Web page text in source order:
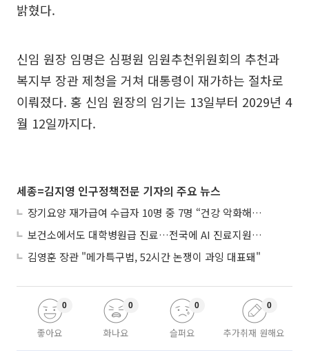
밝혔다.
신임 원장 임명은 심평원 임원추천위원회의 추천과
복지부 장관 제청을 거쳐 대통령이 재가하는 절차로
이뤄졌다. 홍 신임 원장의 임기는 13일부터 2029년 4
월 12일까지다.
세종=김지영 인구정책전문 기자의 주요 뉴스
장기요양 재가급여 수급자 10명 중 7명 “건강 악화해도 집에서”
보건소에서도 대학병원급 진료…전국에 AI 진료지원도구 보급
김영훈 장관 "메가특구법, 52시간 논쟁이 과잉 대표돼"
좋아요
0
화나요
0
슬퍼요
0
추가취재 원해요
0